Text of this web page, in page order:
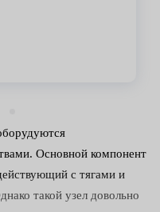
Основной компонент
с тягами и
такой узел довольно